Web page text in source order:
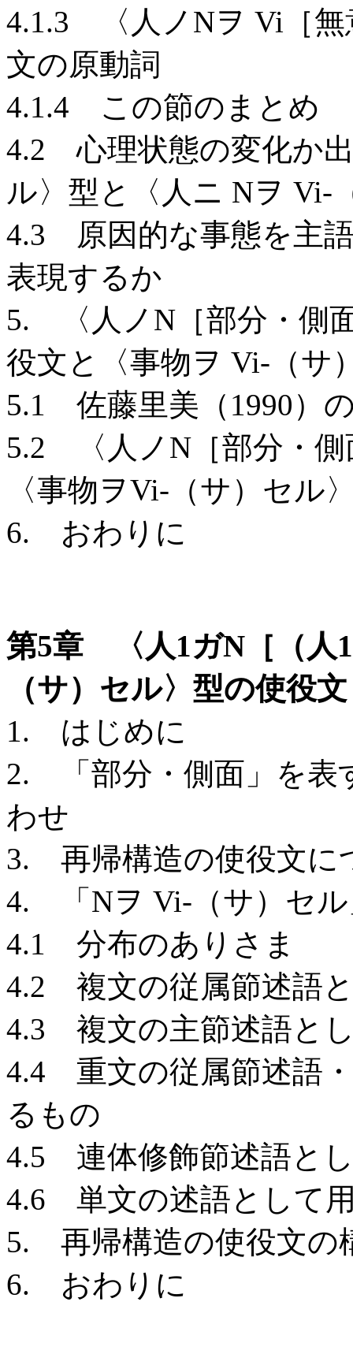
4.1.3 〈人ノNヲ Vi［無
文の原動詞
4.1.4 この節のまとめ
4.2 心理状態の変化か
ル〉型と〈人ニ Nヲ Vi-
4.3 原因的な事態を主
表現するか
5. 〈人ノN［部分・側
役文と〈事物ヲ Vi-（サ
5.1 佐藤里美（1990）
5.2 〈人ノN［部分・側
〈事物ヲVi-（サ）セル
6. おわりに
第5章 〈人1ガN［（人
（サ）セル〉型の使役
1. はじめに
2. 「部分・側面」を表
わせ
3. 再帰構造の使役文に
4. 「Nヲ Vi-（サ）セル
4.1 分布のありさま
4.2 複文の従属節述語
4.3 複文の主節述語と
4.4 重文の従属節述語
るもの
4.5 連体修飾節述語と
4.6 単文の述語として
5. 再帰構造の使役文の
6. おわりに